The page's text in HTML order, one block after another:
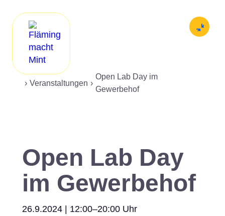
News
Downloads
Menü
› Veranstaltungen ›
Open Lab Day im
Gewerbehof
Open Lab Day
im Gewerbehof
26.9.2024 | 12:00–20:00 Uhr